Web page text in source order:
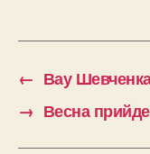
← Вау
→ Весна прийде